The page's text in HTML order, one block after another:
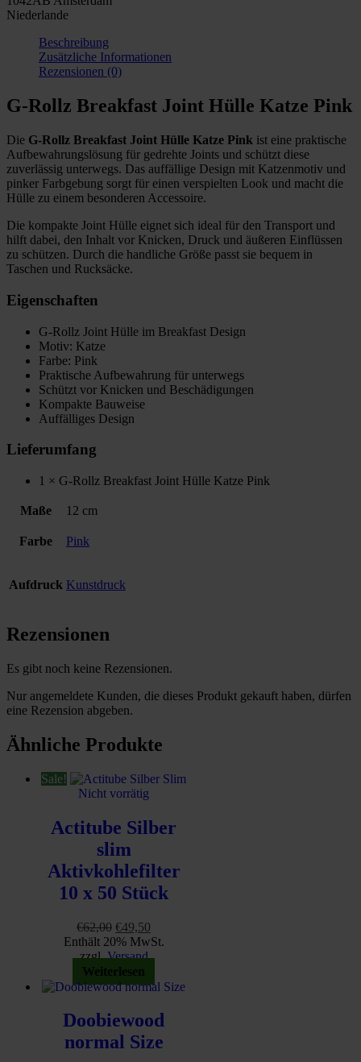
Niederlande
Beschreibung
Zusätzliche Informationen
Rezensionen (0)
G-Rollz Breakfast Joint Hülle Katze Pink
Die G-Rollz Breakfast Joint Hülle Katze Pink ist eine praktische
Aufbewahrungslösung für gedrehte Joints und schützt diese
zuverlässig unterwegs. Das auffällige Design mit Katzenmotiv und
pinker Farbgebung sorgt für einen verspielten Look und macht die
Hülle zu einem besonderen Accessoire.
Die kompakte Joint Hülle eignet sich ideal für den Transport und
hilft dabei, den Inhalt vor Knicken, Druck und äußeren Einflüssen
zu schützen. Durch die handliche Größe passt sie bequem in
Taschen und Rucksäcke.
Eigenschaften
G-Rollz Joint Hülle im Breakfast Design
Motiv: Katze
Farbe: Pink
Praktische Aufbewahrung für unterwegs
Schützt vor Knicken und Beschädigungen
Kompakte Bauweise
Auffälliges Design
Lieferumfang
1 × G-Rollz Breakfast Joint Hülle Katze Pink
Maße 12 cm
Farbe Pink
Aufdruck Kunstdruck
Rezensionen
Es gibt noch keine Rezensionen.
Nur angemeldete Kunden, die dieses Produkt gekauft haben, dürfen
eine Rezension abgeben.
Ähnliche Produkte
Sale!
Nicht vorrätig
Actitube Silber
slim
Aktivkohlefilter
10 x 50 Stück
€62,00 Ursprünglicher
Preis
war:
€62,00
€49,50
Preis
ist:
Enthält 20% MwSt.
zzgl.Versand
Weiterlesen
Doobiewood
normal Size